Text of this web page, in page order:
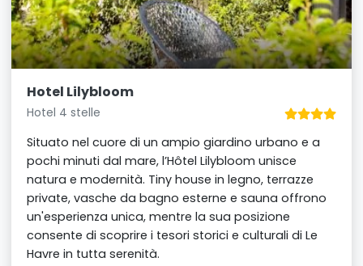
Hotel Lilybloom
Hotel 4 stelle
Situato nel cuore di un ampio giardino urbano e a
pochi minuti dal mare, l’Hôtel Lilybloom unisce
natura e modernità. Tiny house in legno, terrazze
private, vasche da bagno esterne e sauna offrono
un'esperienza unica, mentre la sua posizione
consente di scoprire i tesori storici e culturali di Le
Havre in tutta serenità.